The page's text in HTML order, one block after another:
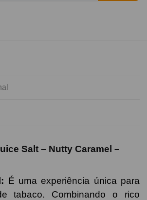
Salt – Nutty Caramel –
: É uma experiência única para
tabaco. Combinando o rico